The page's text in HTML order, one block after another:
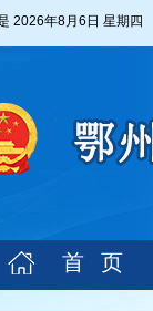
2026年8月6日 星期四
首 页